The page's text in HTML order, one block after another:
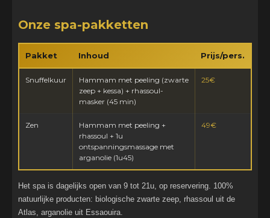
Onze spa-pakketten
Pakket Inhoud Prijs/pers.
Snuffelkuur
Hammam met peeling (zwarte
zeep + kessa) + rhassoul-
masker (45 min)
25€
Zen
Hammam met peeling +
rhassoul + 1u
ontspanningsmassage met
arganolie (1u45)
49€
Het spa is dagelijks open van 9 tot 21u, op reservering. 100%
natuurlijke producten: biologische zwarte zeep, rhassoul uit de
Atlas, arganolie uit Essaouira.